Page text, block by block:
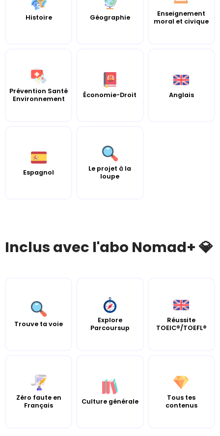
Histoire Géographie
Enseignement
moral et civique
Prévention Santé
Environnement
Économie-Droit Anglais
Espagnol
Le projet à la
loupe
Inclus avec l'abo Nomad+ 💎
Trouve ta voie
Explore
Parcoursup
Réussite
TOEIC®/TOEFL®
Zéro faute en
Français
Culture générale
Tous tes
contenus